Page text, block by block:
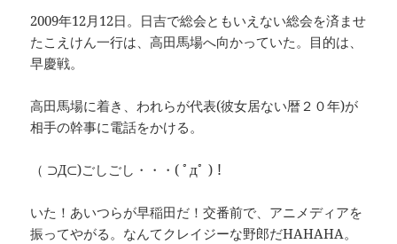
2009年12月12日。日吉で総会ともいえない総会を済ませ
たこえけん一行は、高田馬場へ向かっていた。目的は、
早慶戦。
高田馬場に着き、われらが代表(彼女居ない暦２０年)が
相手の幹事に電話をかける。
（ ⊃Д⊂)ごしごし・・・( ﾟдﾟ )！
いた！あいつらが早稲田だ！交番前で、アニメディアを
振ってやがる。なんてクレイジーな野郎だHAHAHA。